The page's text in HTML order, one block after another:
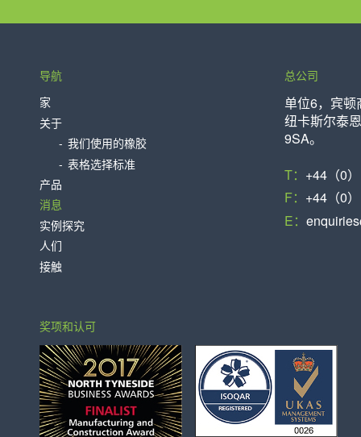
导航
家
关于
我们使用的橡胶
表格选择标准
产品
消息
实例探究
人们
接触
总公司
单位6，宾顿
纽卡斯尔泰
9SA。
T： +44（0
F： +44（0
E：
奖项和认可